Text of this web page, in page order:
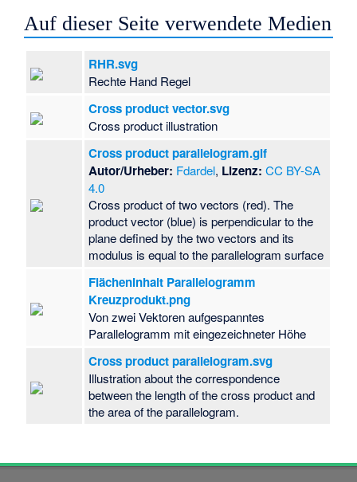
Auf dieser Seite verwendete Medien
RHR.svg
Rechte Hand Regel
Cross product vector.svg
Cross product illustration
Cross product parallelogram.gif
Autor/Urheber: Fdardel, Lizenz: CC BY-SA
4.0
Cross product of two vectors (red). The
product vector (blue) is perpendicular to the
plane defined by the two vectors and its
modulus is equal to the parallelogram surface
Flächeninhalt Parallelogramm
Kreuzprodukt.png
Von zwei Vektoren aufgespanntes
Parallelogramm mit eingezeichneter Höhe
Cross product parallelogram.svg
Illustration about the correspondence
between the length of the cross product and
the area of the parallelogram.